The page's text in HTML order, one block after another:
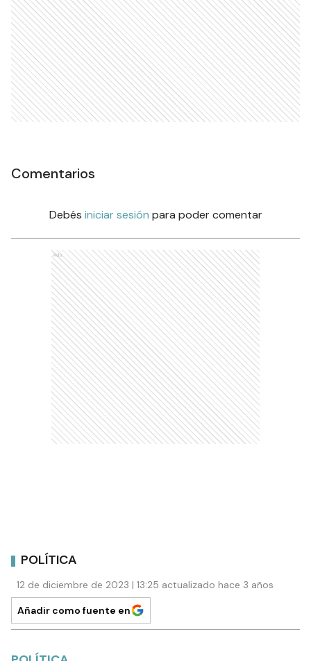
Comentarios
Debés iniciar sesión para poder comentar
Ads
POLÍTICA
12 de diciembre de 2023 | 13:25 actualizado hace 3 años
Añadir como fuente en